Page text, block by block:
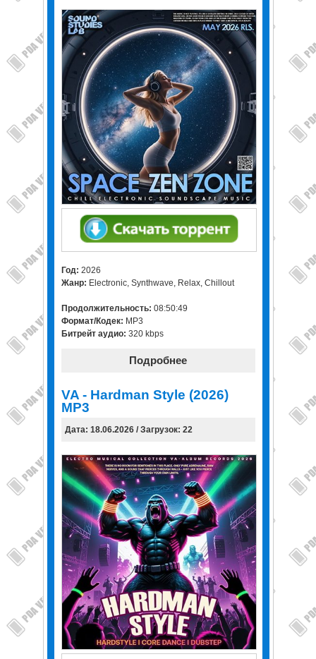
Год: 2026
Жанр: Electronic, Synthwave, Relax, Chillout
Продолжительность: 08:50:49
Формат/Кодек: MP3
Битрейт аудио: 320 kbps
Подробнее
VA - Hardman Style (2026)
MP3
Дата: 18.06.2026 / Загрузок: 22